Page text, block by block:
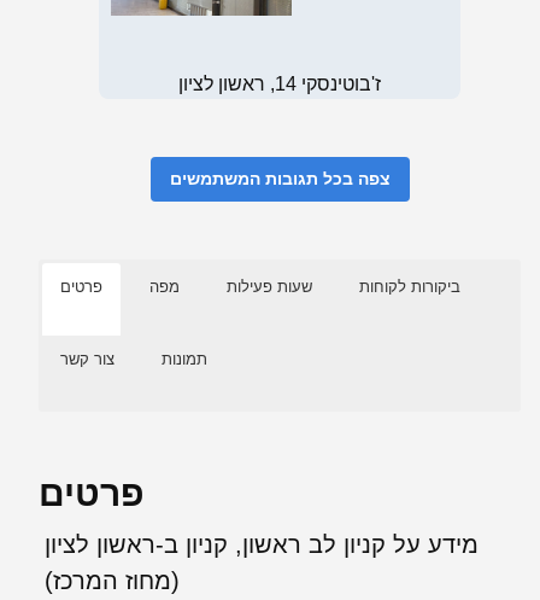
ז'בוטינסקי 14, ראשון לציון
צפה בכל תגובות המשתמשים
פרטים מפה שעות פעילות ביקורות לקוחות
צור קשר תמונות
פרטים
מידע על קניון לב ראשון, קניון ב-ראשון לציון
(מחוז המרכז)